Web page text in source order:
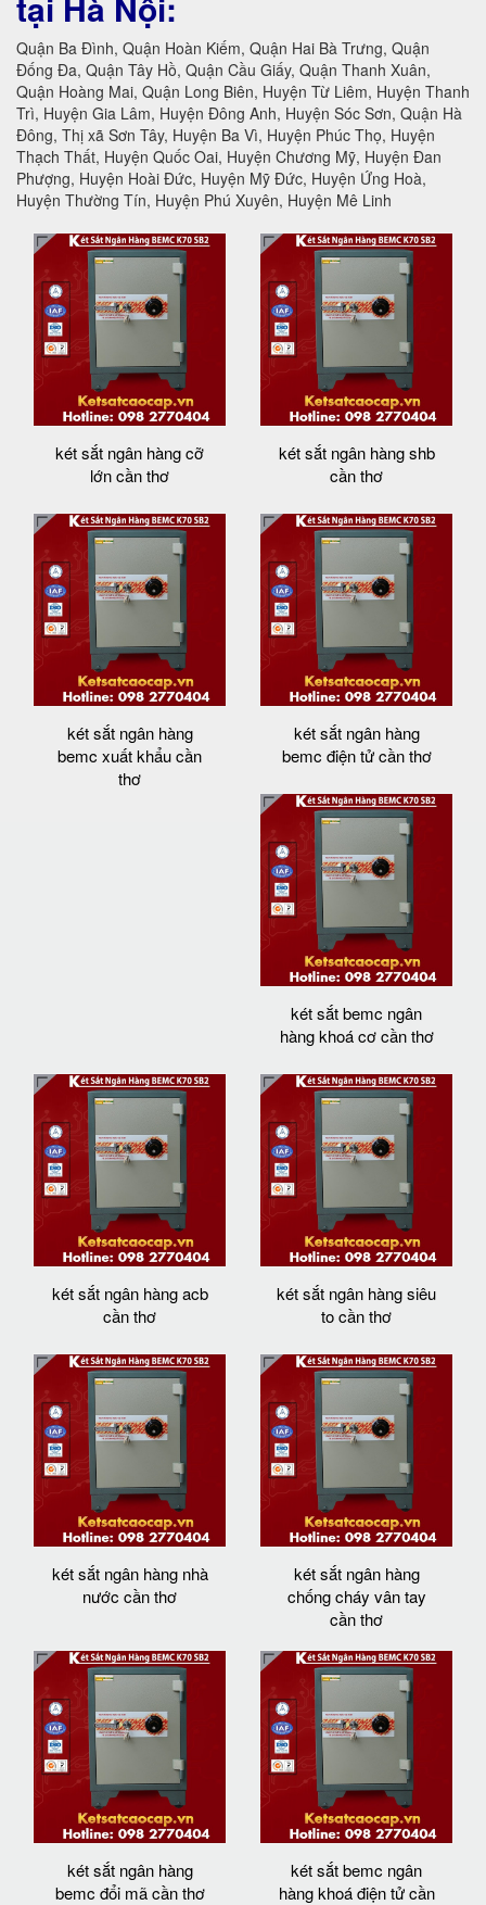
Quận Ba Đình, Quận Hoàn Kiếm, Quận Hai Bà Trưng, Quận
Đống Đa, Quận Tây Hồ, Quận Cầu Giấy, Quận Thanh Xuân,
Quận Hoàng Mai, Quận Long Biên, Huyện Từ Liêm, Huyện Thanh
Trì, Huyện Gia Lâm, Huyện Đông Anh, Huyện Sóc Sơn, Quận Hà
Đông, Thị xã Sơn Tây, Huyện Ba Vì, Huyện Phúc Thọ, Huyện
Thạch Thất, Huyện Quốc Oai, Huyện Chương Mỹ, Huyện Đan
Phượng, Huyện Hoài Đức, Huyện Mỹ Đức, Huyện Ứng Hoà,
Huyện Thường Tín, Huyện Phú Xuyên, Huyện Mê Linh
két sắt ngân hàng cỡ
lớn cần thơ
két sắt ngân hàng shb
cần thơ
két sắt ngân hàng
bemc xuất khẩu cần
thơ
két sắt ngân hàng
bemc điện tử cần thơ
két sắt bemc ngân
hàng khoá cơ cần thơ
két sắt ngân hàng acb
cần thơ
két sắt ngân hàng siêu
to cần thơ
két sắt ngân hàng nhà
nước cần thơ
két sắt ngân hàng
chống cháy vân tay
cần thơ
két sắt ngân hàng
bemc đổi mã cần thơ
két sắt bemc ngân
hàng khoá điện tử cần